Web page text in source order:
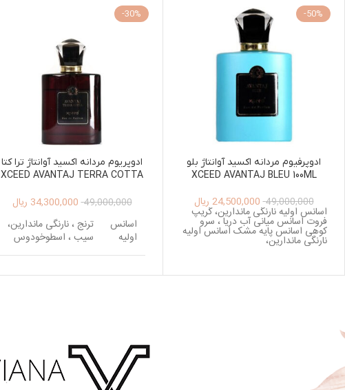
-50%
ادوپرفیوم مردانه اکسید آوانتاژ بلو
XCEED AVANTAJ BLEU 100ML
49,000,000
24,500,000 ریال
اسانس اولیه نارنگی ماندارین، گریپ
فروت اسانس میانی آب دریا ، سرو
کوهی اسانس پایه مشک اسانس اولیه
نارنگی ماندارین،
-30%
ادوپریوم مردانه اکسید آوانتاژ ترا کتا
XCEED AVANTAJ TERRA COTTA
49,000,000
34,300,000 ریال
اسانس
اولیه
ترنج ، نارنگی ماندارین،
سیب ، اسطوخودوس
اسانس بنفشه ، شمعدانی ،
پایه هل ، فلفل ، چوب
گایاک